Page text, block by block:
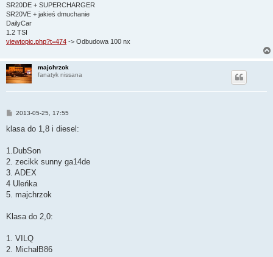
SR20DE + SUPERCHARGER
SR20VE + jakieś dmuchanie
DailyCar
1.2 TSI
viewtopic.php?t=474 -> Odbudowa 100 nx
majchrzok
fanatyk nissana
P
s
2013-05-25, 17:55
klasa do 1,8 i diesel:
1.DubSon
2. zecikk sunny ga14de
3. ADEX
4 Uleńka
5. majchrzok
Klasa do 2,0:
1. VILQ
2. MichałB86